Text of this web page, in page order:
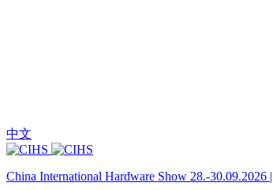
中文
China International Hardware Show 28.-